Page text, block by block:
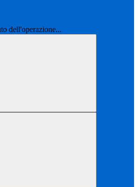
dell'operazione...